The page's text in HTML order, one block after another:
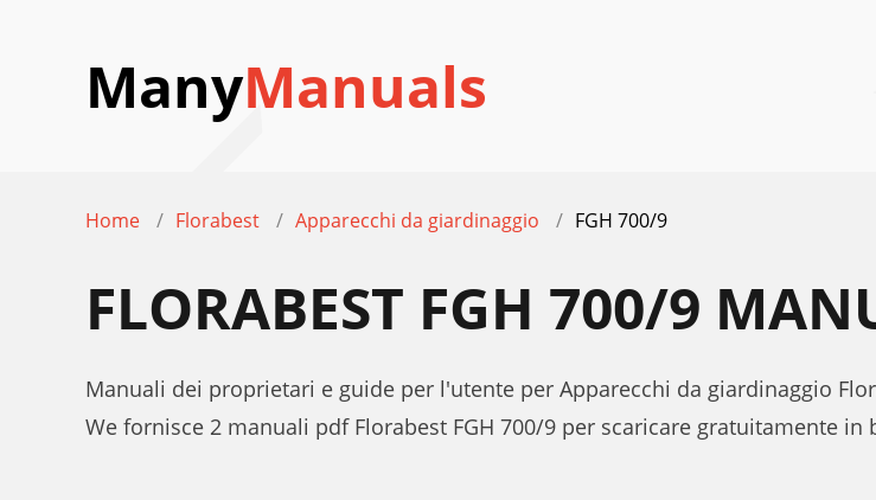
ManyManuals
Home Florabest Apparecchi da giardinaggio FGH 700/9
FLORABEST FGH 700/9
Manuali dei proprietari e guide per l'utente per Apparecchi da giardinaggio
We fornisce 2 manuali pdf Florabest FGH 700/9 per scaricare gratuitamente